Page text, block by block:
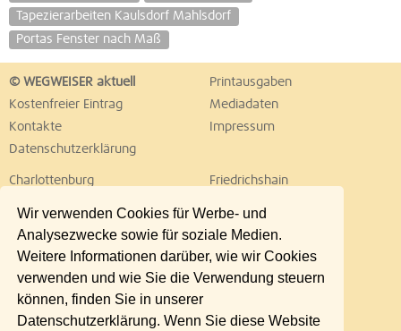
Wir verwenden Cookies für Werbe- und
Analysezwecke sowie für soziale Medien.
Weitere Informationen darüber, wie wir Cookies
verwenden und wie Sie die Verwendung steuern
können, finden Sie in unserer
Datenschutzerklärung. Wenn Sie diese Website
Tapezierarbeiten Kaulsdorf Mahlsdorf
Portas Fenster nach Maß
© WEGWEISER aktuell
Printausgaben
Kostenfreier Eintrag
Mediadaten
Kontakte
Impressum
Datenschutzerklärung
Charlottenburg
Friedrichshain
Lichtenberg
Marzahn
Neukölln
Pankow
Reinickendorf
Schöneberg